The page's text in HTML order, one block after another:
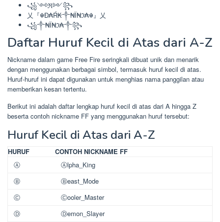
꧁༺ℜ༻꧂
乂『☬Đ₳Ŕ₭༒₦Ї₦ℑ₳☬』乂
꧁༒₦Ї₦ℑ₳༒꧂
Daftar Huruf Kecil di Atas dari A-Z
Nickname dalam game Free Fire seringkali dibuat unik dan menarik
dengan menggunakan berbagai simbol, termasuk huruf kecil di atas.
Huruf-huruf ini dapat digunakan untuk menghias nama panggilan atau
memberikan kesan tertentu.
Berikut ini adalah daftar lengkap huruf kecil di atas dari A hingga Z
beserta contoh nickname FF yang menggunakan huruf tersebut:
Huruf Kecil di Atas dari A-Z
HURUF
CONTOH NICKNAME FF
Ⓐ
Ⓐlpha_King
Ⓑ
Ⓑeast_Mode
Ⓒ
Ⓒooler_Master
Ⓓ
Ⓓemon_Slayer